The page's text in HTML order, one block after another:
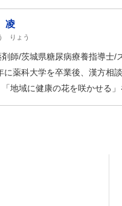
凌
りょう
師/茨城県糖尿病療養指導士/
に薬科大学を卒業後、漢方相
地域に健康の花を咲かせる」